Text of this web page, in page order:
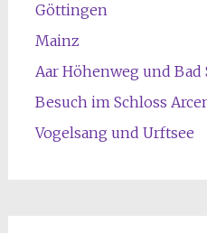
Göttingen
Mainz
Aar Höhenweg und Bad
Besuch im Schloss
Vogelsang und Urftsee